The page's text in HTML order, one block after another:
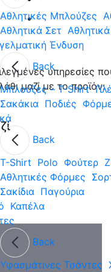
Aθλητικές Μπλούζες
Αθλητικά Σετ
Ένδυση
Back
Μπλούζες – T-Shirt
Σακάκια Ποδιές
Back
T-Shirt Polo Φούτερ
Αθλητικές Φόρμες
Σακίδια Παγούρια
Καπέλα
Back
Υφασμάτινες Τσάντες
υπηρεσίες
μαζί με το προϊόν: